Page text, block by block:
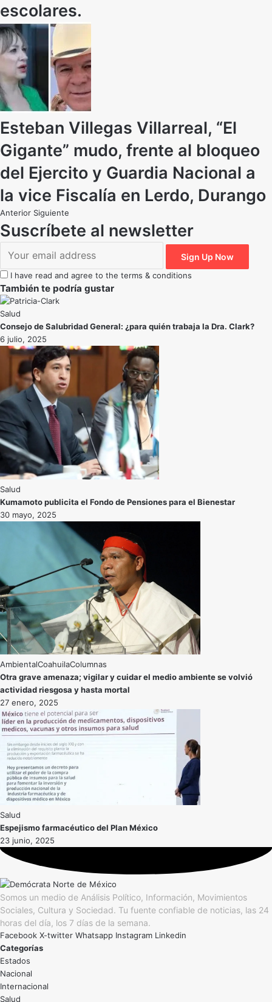
escolares.
Esteban Villegas Villarreal, “El
Gigante” mudo, frente al bloqueo
del Ejercito y Guardia Nacional a
la vice Fiscalía en Lerdo, Durango
Anterior Siguiente
Suscríbete al newsletter
I have read and agree to the terms & conditions
También te podría gustar
Salud
Consejo de Salubridad General: ¿para quién trabaja la Dra. Clark?
6 julio, 2025
Salud
Kumamoto publicita el Fondo de Pensiones para el Bienestar
30 mayo, 2025
AmbientalCoahuila
Otra grave amenaza; vigilar y cuidar el medio ambiente se volvió
actividad riesgosa y hasta mortal
27 enero, 2025
Salud
Espejismo farmacéutico del Plan México
23 junio, 2025
Somos un medio de Análisis Político, Información, Movimientos
Sociales, Cultura y Sociedad. Tu fuente confiable de noticias, las 24
horas del día, los 7 días de la semana.
Facebook X-twitter Whatsapp Instagram Linkedin
Categorías
Estados
Nacional
Internacional
Salud